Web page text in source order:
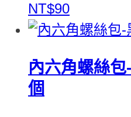
NT$90
內六角螺絲
個